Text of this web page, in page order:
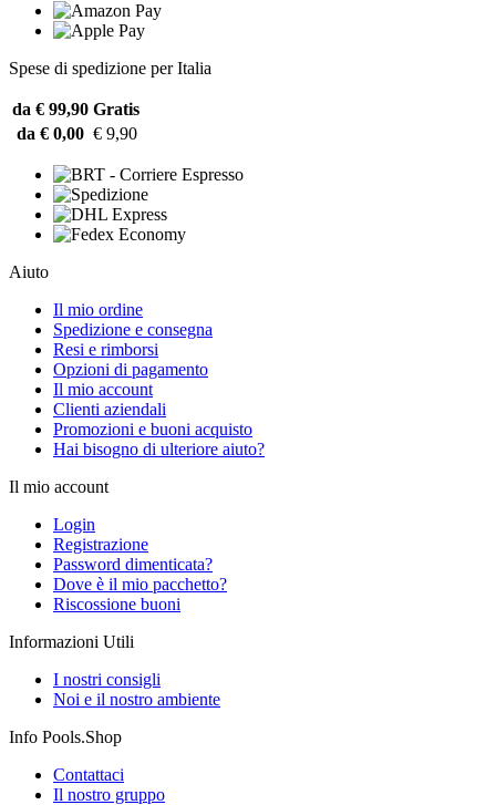
Spese di spedizione per Italia
da € 99,90 Gratis
da € 0,00 € 9,90
Aiuto
Il mio ordine
Spedizione e consegna
Resi e rimborsi
Opzioni di pagamento
Il mio account
Clienti aziendali
Promozioni e buoni acquisto
Hai bisogno di ulteriore aiuto?
Il mio account
Login
Registrazione
Password dimenticata?
Dove è il mio pacchetto?
Riscossione buoni
Informazioni Utili
I nostri consigli
Noi e il nostro ambiente
Info Pools.Shop
Contattaci
Il nostro gruppo